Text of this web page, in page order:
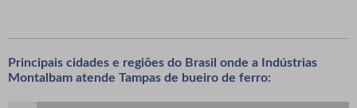
Principais cidades e regiões do Brasil onde a Indústrias
Montalbam atende Tampas de bueiro de ferro: